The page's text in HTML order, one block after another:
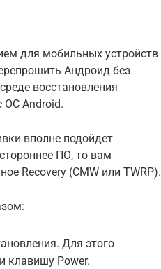
для мобильных устройств
Андроид без
восстановления
ОС Android.
вполне подойдет
ПО, то вам
Recovery (CMW или TWRP).
Для этого
клавишу Power.